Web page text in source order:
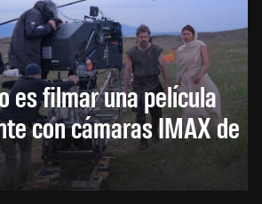
es filmar una película
con cámaras IMAX de